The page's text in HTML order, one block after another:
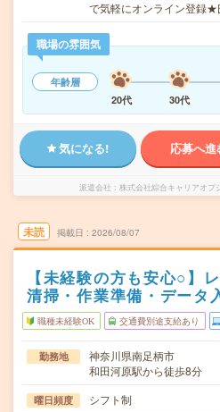
で気軽にオンライン登録
職場の雰囲気
年齢層
20代
30代
気になる! 応募へ進
派遣会社 株式会社綜合キャリアオプ
未読 掲載日 2026/08/07
【未経験の方も安心○】
清掃・作業準備・データ
職種未経験OK 交通費別途支給あり
勤務地
神奈川県南足柄市
和田河原駅から徒歩8分
曜日頻度 シフト制